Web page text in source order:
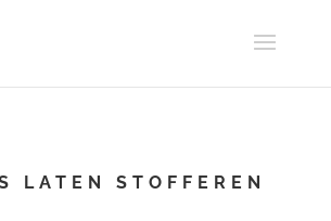
LATEN STOFFEREN